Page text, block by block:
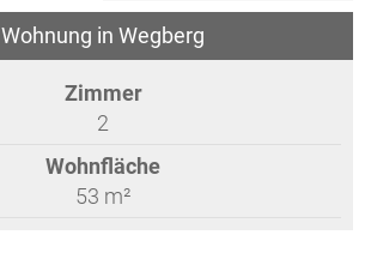
Wohnung in Wegberg
Zimmer
2
Wohnfläche
53 m²